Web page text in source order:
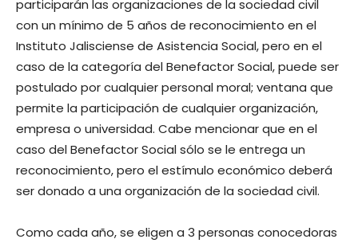
participarán las organizaciones de la sociedad civil
con un mínimo de 5 años de reconocimiento en el
Instituto Jalisciense de Asistencia Social, pero en el
caso de la categoría del Benefactor Social, puede ser
postulado por cualquier personal moral; ventana que
permite la participación de cualquier organización,
empresa o universidad. Cabe mencionar que en el
caso del Benefactor Social sólo se le entrega un
reconocimiento, pero el estímulo económico deberá
ser donado a una organización de la sociedad civil.
Como cada año, se eligen a 3 personas conocedoras